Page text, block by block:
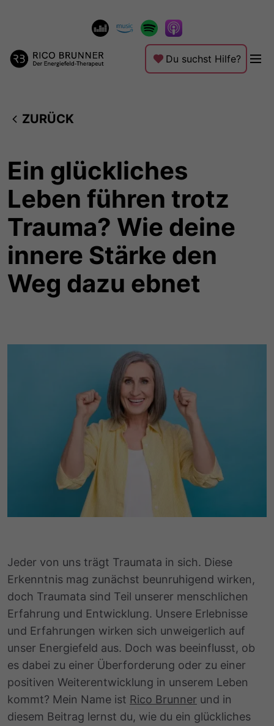
Du suchst Hilfe?
ZURÜCK
Ein glückliches
Leben führen trotz
Trauma? Wie deine
innere Stärke den
Weg dazu ebnet
Jeder von uns trägt Traumata in sich. Diese
Erkenntnis mag zunächst beunruhigend wirken,
doch Traumata sind Teil unserer menschlichen
Erfahrung und Entwicklung. Unsere Erlebnisse
und Erfahrungen wirken sich unweigerlich auf
unser Energiefeld aus. Doch was beeinflusst, ob
es dabei zu einer Überforderung oder zu einer
positiven Weiterentwicklung in unserem Leben
kommt? Mein Name ist Rico Brunner und in
diesem Beitrag lernst du, wie du ein glückliches